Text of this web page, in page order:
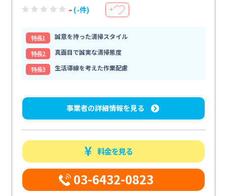
- (-件) ＋
特⻑1
誠意を持った清掃スタイル
特⻑2
真面目で誠実な清掃態度
特⻑3
生活導線を考えた作業配慮
事業者の詳細情報を見る
料金を見る
03-6432-0823